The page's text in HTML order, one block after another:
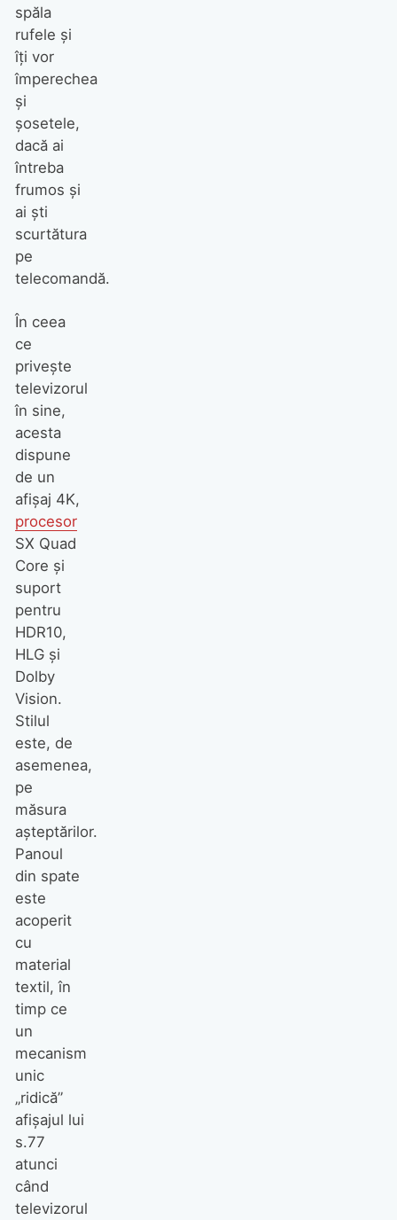
spăla
rufele și
îți vor
împerechea
și
șosetele,
dacă ai
întreba
frumos și
ai ști
scurtătura
pe
telecomandă.
În ceea
ce
privește
televizorul
în sine,
acesta
dispune
de un
afișaj 4K,
procesor
SX Quad
Core și
suport
pentru
HDR10,
HLG și
Dolby
Vision.
Stilul
este, de
asemenea,
pe
măsura
așteptărilor.
Panoul
din spate
este
acoperit
cu
material
textil, în
timp ce
un
mecanism
unic
„ridică”
afișajul lui
s.77
atunci
când
televizorul